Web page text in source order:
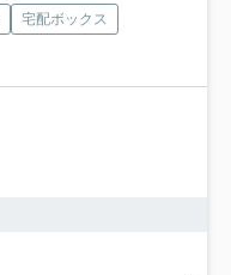
宅配ボックス